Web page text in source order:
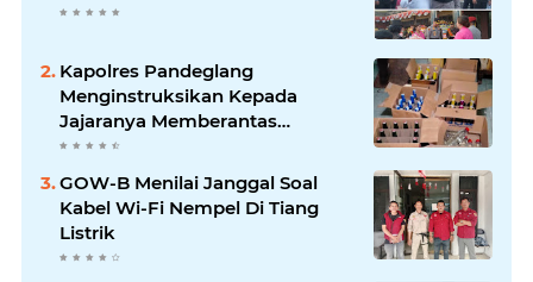
Kapolres Pandeglang
Menginstruksikan Kepada
Jajaranya Memberantas
Peredaran Miras
GOW-B Menilai Janggal Soal
Kabel Wi-Fi Nempel Di Tiang
Listrik